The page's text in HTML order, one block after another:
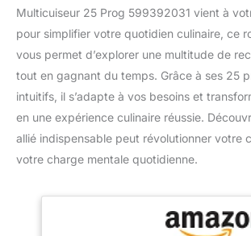
Multicuiseur 25 Prog 599392031 vient à
pour simplifier votre quotidien culinaire, ce
vous permet d’explorer une multitude de
tout en gagnant du temps. Grâce à ses 25
intuitifs, il s’adapte à vos besoins et
en une expérience culinaire réussie.
allié indispensable peut révolutionner votre
votre charge mentale quotidienne.